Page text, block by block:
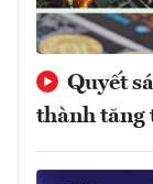
Quyết
thành tăng